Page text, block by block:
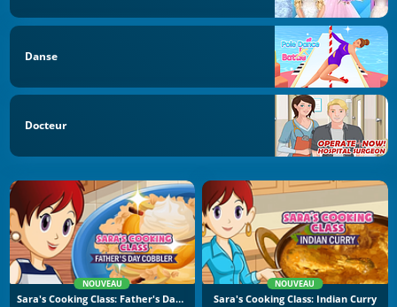
Danse
Docteur
NOUVEAU
Sara's Cooking Class: Father's Day Cobbler
NOUVEAU
Sara's Cooking Class: Indian Curry